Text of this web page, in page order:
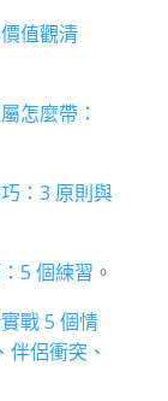
值觀清
怎麼帶：
：3 原則與
5 個練習 。
戰 5 個情
侶衝突、